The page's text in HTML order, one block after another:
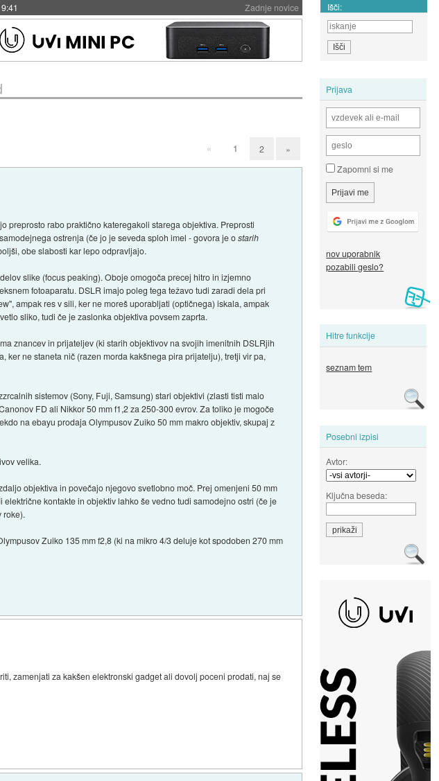
Zadnje novice Išči:
Prijava
Zapomni si me
nov uporabnik
pozabili geslo?
Hitre funkcije
seznam tem
Posebni izpisi
Avtor:
Ključna beseda:
« 1 2 »
preprosto rabo praktično kateregakoli starega objektiva. Preprosti
ostrenja (če jo je seveda sploh imel - govora je ostarih
obe slabosti kar lepo odpravljajo.
slike (focus peaking). Oboje omogoča precej hitro in izjemno
fotoaparatu. DSLR imajo poleg tega težavo tudi zaradi dela pri
ampak res v sili, ker ne moreš uporabljati (optičnega) iskala, ampak
sliko, tudi če je zaslonka objektiva povsem zaprta.
znancev in prijateljev (ki starih objektivov na svojih imenitnih DSLRjih
ne staneta nič (razen morda kakšnega pira prijatelju), tretji vir pa,
sistemov (Sony, Fuji, Samsung) stari objektivi (zlasti tisti malo
FD ali Nikkor 50 mm f1,2 za 250-300 evrov. Za toliko je mogoče
na ebayu prodaja Olympusov Zuiko 50 mm makro objektiv, skupaj z
velika.
objektiva in povečajo njegovo svetlobno moč. Prej omenjeni 50 mm
kontakte in objektiv lahko še vedno tudi samodejno ostri (če je
roke).
Zuiko 135 mm f2,8 (ki na mikro 4/3 deluje kot spodoben 270 mm
zamenjati za kakšen elektronski gadget ali dovolj poceni prodati, naj se